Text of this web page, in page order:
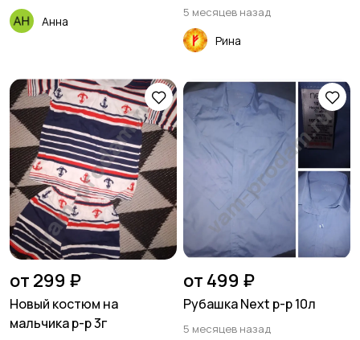
Анна
5 месяцев назад
Рина
от 299 ₽
Новый костюм на
мальчика р-р 3г
от 499 ₽
Рубашка Next р-р 10л
5 месяцев назад